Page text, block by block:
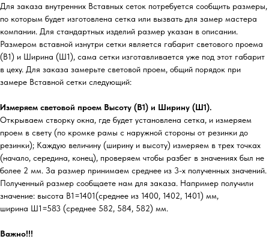
Для заказа внутренних Вставных сеток потребуется сообщить размеры,
по которым будет изготовлена сетка или вызвать для замер мастера
компании. Для стандартных изделий размер указан в описании.
Размером вставной изнутри сетки является габарит светового проема
(В1) и Ширина (Ш1), сама сетки изготавливается уже под этот габарит
в цеху. Для заказа замерьте световой проем, общий порядок при
замере Вставной сетки следующий:
Измеряем световой проем Высоту (В1) и Ширину (Ш1).
Открываем створку окна, где будет установлена сетка, и измеряем
проем в свету (по кромке рамы с наружной стороны от резинки до
резинки); Каждую величину (ширину и высоту) измеряем в трех точках
(начало, середина, конец), проверяем чтобы разбег в значениях был не
более 2 мм. За размер принимаем среднее из 3-х полученных значений.
Полученный размер сообщаете нам для заказа. Например получили
значение: высота В1=1401(среднее из 1400, 1402, 1401) мм,
ширина Ш1=583 (среднее 582, 584, 582) мм.
Важно!!!